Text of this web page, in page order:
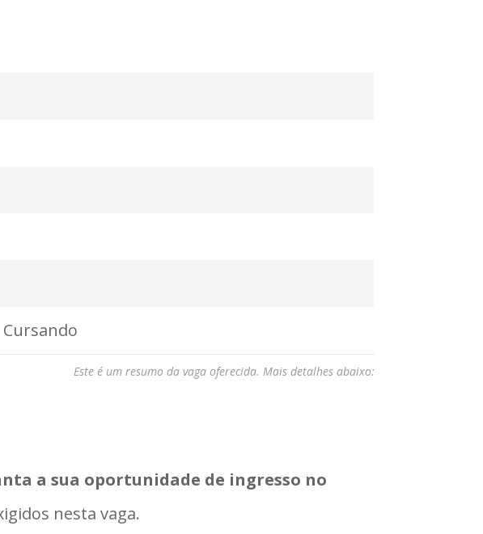
Este é um resumo da vaga oferecida. Mais detalhes abaixo:
a sua oportunidade de ingresso no
nesta vaga.